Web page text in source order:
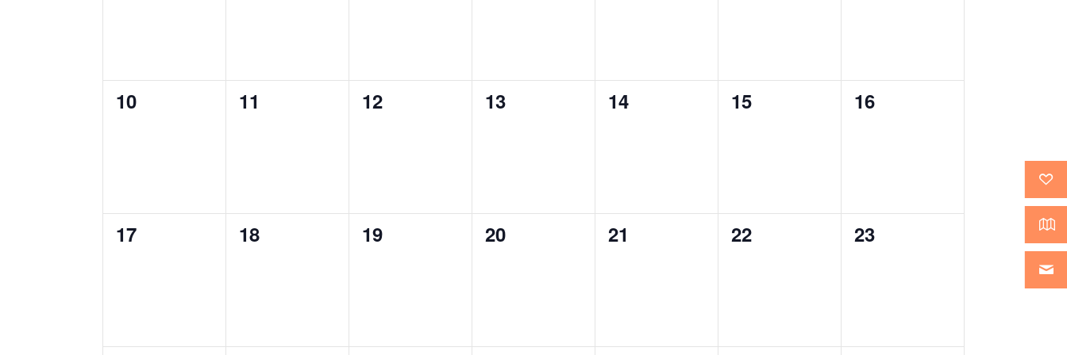
0
10
0
11
0
12
0
13
0
14
0
15
0
16
0
17
0
18
0
19
0
20
0
21
0
22
0
23